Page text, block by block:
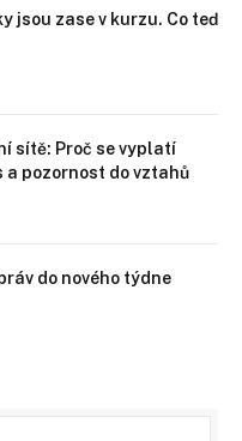
jsou zase v kurzu. Co teď
sítě: Proč se vyplatí
a pozornost do vztahů
do nového týdne